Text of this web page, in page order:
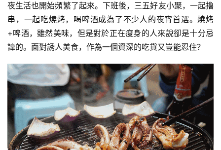
夜生活也開始頻繁了起來。下班後，三五好友小聚，一起擼
串，一起吃燒烤，喝啤酒成為了不少人的夜宵首選。燒烤
+啤酒，雖然美味，但是對於正在瘦身的人來說卻是十分忌
諱的。面對誘人美食，作為一個資深的吃貨又豈能忍住？